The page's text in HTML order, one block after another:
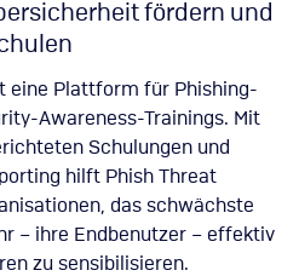
fördern und
eine Plattform für Phishing-
Awareness-Trainings. Mit
Schulungen und
hilft Phish Threat
das schwächste
– ihre Endbenutzer – effektiv
zu sensibilisieren.